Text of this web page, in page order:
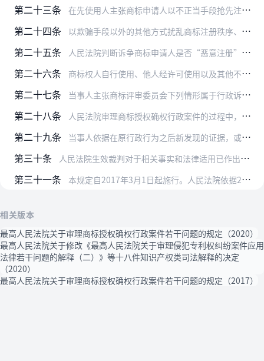
第二十三条 在先使用人主张商标申请人以不正当手段抢先注册其在先使用并有一定影响的商标的，如果在先使用商标已经有一定影响，而商标申请人明知或者应知该商标，即可推定其构成“以不…
第二十四条 以欺骗手段以外的其他方式扰乱商标注册秩序、损害公共利益、不正当占用公共资源或者谋取不正当利益的，人民法院可以认定其属于商标法第四十四条第一款规定的“其他不正当手…
第二十五条 人民法院判断诉争商标申请人是否“恶意注册”他人驰名商标，应综合考虑引证商标的知名度、诉争商标申请人申请诉争商标的理由以及使用诉争商标的具体情形来判断其主观意图。…
第二十六条 商标权人自行使用、他人经许可使用以及其他不违背商标权人意志的使用，均可认定为商标法第四十九条第二款所称的使用。
第二十七条 当事人主张商标评审委员会下列情形属于行政诉讼法第七十条第（三）项规定的“违反法定程序”的，人民法院予以支持：
第二十八条 人民法院审理商标授权确权行政案件的过程中，商标评审委员会对诉争商标予以驳回、不予核准注册或者予以无效宣告的事由不复存在的，人民法院可以依据新的事实撤销商标评审委…
第二十九条 当事人依据在原行政行为之后新发现的证据，或者在原行政程序中因客观原因无法取得或在规定的期限内不能提供的证据，或者新的法律依据提出的评审申请，不属于以“相同的事实…
第三十条 人民法院生效裁判对于相关事实和法律适用已作出明确认定，相对人或者利害关系人对于商标评审委员会依据该生效裁判重新作出的裁决提起诉讼的，人民法院依法裁定不予受理；已…
第三十一条 本规定自2017年3月1日起施行。人民法院依据2001年修正的商标法审理的商标授权确权行政案件可参照适用本规定。
相关版本
最高人民法院关于审理商标授权确权行政案件若干问题的规定（2020）
最高人民法院关于修改《最高人民法院关于审理侵犯专利权纠纷案件应用
法律若干问题的解释（二）》等十八件知识产权类司法解释的决定
（2020）
最高人民法院关于审理商标授权确权行政案件若干问题的规定（2017）